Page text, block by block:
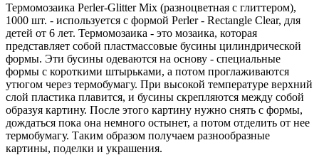
Термомозаика Perler-Glitter Mix (разноцветная с глиттером),
1000 шт. - используется с формой Perler - Rectangle Clear, для
детей от 6 лет. Термомозаика - это мозаика, которая
представляет собой пластмассовые бусины цилиндрической
формы. Эти бусины одеваются на основу - специальные
формы с короткими штырьками, а потом проглаживаются
утюгом через термобумагу. При высокой температуре верхний
слой пластика плавится, и бусины скрепляются между собой
образуя картину. После этого картину нужно снять с формы,
дождаться пока она немного остынет, а потом отделить от нее
термобумагу. Таким образом получаем разнообразные
картины, поделки и украшения.